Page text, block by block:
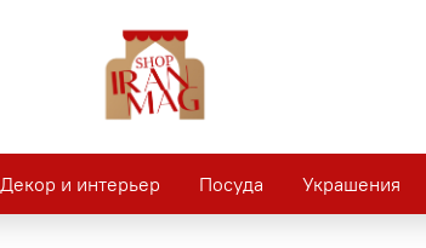
Декор и интерьер Посуда Украшения